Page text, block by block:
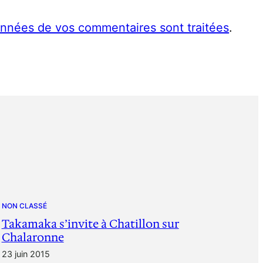
de vos commentaires sont traitées.
NON CLASSÉ
Takamaka s’invite à Chatillon sur
Chalaronne
23 juin 2015